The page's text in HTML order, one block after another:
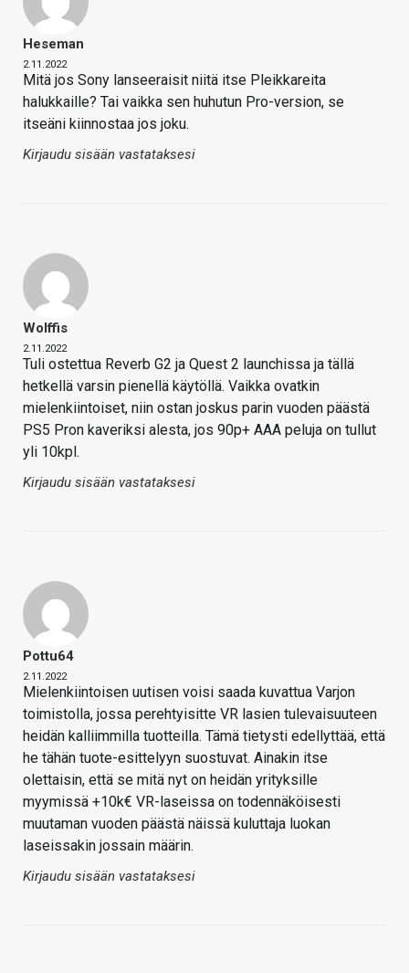
Heseman
2.11.2022
Mitä jos Sony lanseeraisit niitä itse Pleikkareita
halukkaille? Tai vaikka sen huhutun Pro-version, se
itseäni kiinnostaa jos joku.
Kirjaudu sisään vastataksesi
Wolffis
2.11.2022
Tuli ostettua Reverb G2 ja Quest 2 launchissa ja tällä
hetkellä varsin pienellä käytöllä. Vaikka ovatkin
mielenkiintoiset, niin ostan joskus parin vuoden päästä
PS5 Pron kaveriksi alesta, jos 90p+ AAA peluja on tullut
yli 10kpl.
Kirjaudu sisään vastataksesi
Pottu64
2.11.2022
Mielenkiintoisen uutisen voisi saada kuvattua Varjon
toimistolla, jossa perehtyisitte VR lasien tulevaisuuteen
heidän kalliimmilla tuotteilla. Tämä tietysti edellyttää, että
he tähän tuote-esittelyyn suostuvat. Ainakin itse
olettaisin, että se mitä nyt on heidän yrityksille
myymissä +10k€ VR-laseissa on todennäköisesti
muutaman vuoden päästä näissä kuluttaja luokan
laseissakin jossain määrin.
Kirjaudu sisään vastataksesi